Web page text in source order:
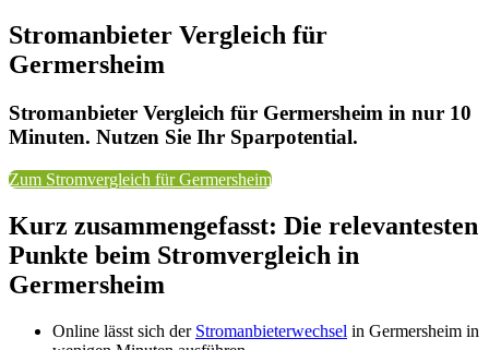
Stromanbieter Vergleich für
Germersheim
Stromanbieter Vergleich für Germersheim in nur 10
Minuten. Nutzen Sie Ihr Sparpotential.
Zum Stromvergleich für Germersheim
Kurz zusammengefasst: Die relevantesten
Punkte beim Stromvergleich in
Germersheim
Online lässt sich der Stromanbieterwechsel in Germersheim in